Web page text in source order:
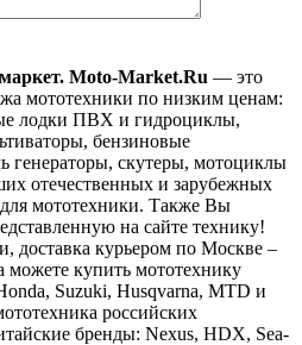
Moto-Market.Ru — это
мототехники по низким ценам:
лодки ПВХ и гидроциклы,
бензиновые
генераторы, скутеры, мотоциклы
отечественных и зарубежных
мототехники. Также Вы
на сайте технику!
доставка курьером по Москве –
можете купить мототехнику
Suzuki, Husqvarna, MTD и
российских
бренды: Nexus, HDX, Sea-